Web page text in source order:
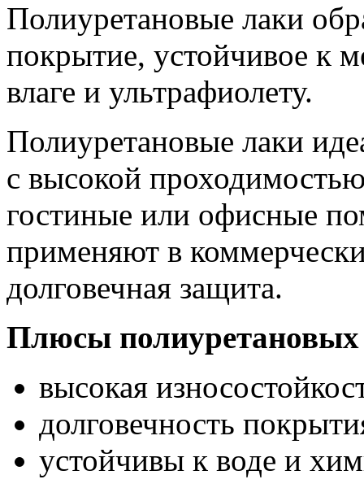
Полиуретановые лаки
покрытие, устойчивое к
влаге и ультрафиолету.
Полиуретановые лаки
с высокой
гостиные или офисные
применяют в
долговечная защита.
Плюсы полиуретановых
высокая
долговечность
устойчивы к воде и